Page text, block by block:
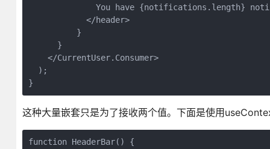
You have {notifications.length}
            </header>
          }
      }
    </CurrentUser.Consumer>
  );
这种大量嵌套只是为了接收两个值。下面是使用
function HeaderBar() {